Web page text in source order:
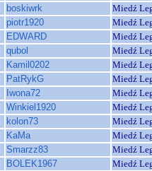
boskiwrk
Miedź
piotr1920
Miedź
EDWARD
Miedź
qubol
Miedź
Kamil0202
Miedź
PatRykG
Miedź
Iwona72
Miedź
Winkiel1920
Miedź
kolon73
Miedź
KaMa
Miedź
Smarzz83
Miedź
BOLEK1967
Miedź